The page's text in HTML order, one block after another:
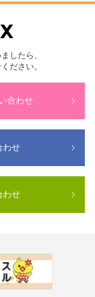
したら、
ださい。
合わせ
わせ
わせ